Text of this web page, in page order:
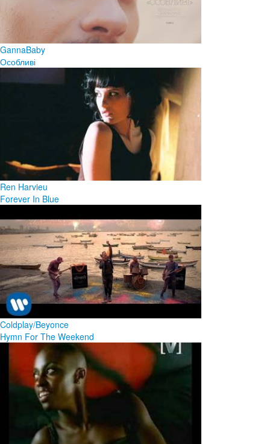
GannaBaby
Особливі
Ren Harvieu
Forever In Blue
Coldplay/Beyonce
Hymn For The Weekend